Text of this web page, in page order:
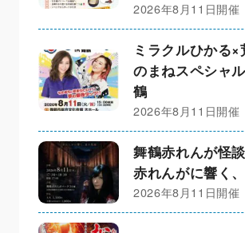
2026年8月11日開催
ミラクルひかる×
のまねスペシャ
鶴
2026年8月11日開催
舞鶴赤れんが怪
赤れんがに響く
2026年8月11日開催